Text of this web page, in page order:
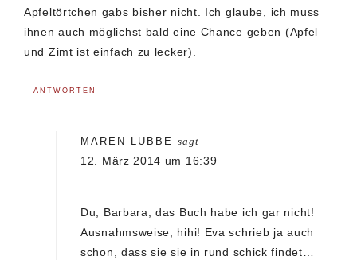
Apfeltörtchen gabs bisher nicht. Ich glaube, ich muss
ihnen auch möglichst bald eine Chance geben (Apfel
und Zimt ist einfach zu lecker).
ANTWORTEN
MAREN LUBBE sagt
12. März 2014 um 16:39
Du, Barbara, das Buch habe ich gar nicht!
Ausnahmsweise, hihi! Eva schrieb ja auch
schon, dass sie sie in rund schick findet…